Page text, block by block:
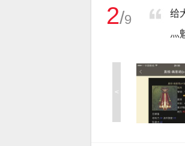
2/9
给
灬
<